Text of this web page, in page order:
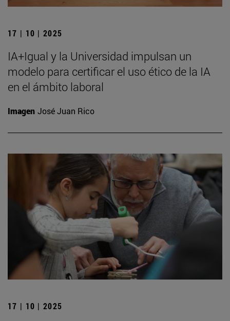
17 | 10 | 2025
IA+Igual y la Universidad impulsan un
modelo para certificar el uso ético de la IA
en el ámbito laboral
Imagen José Juan Rico
17 | 10 | 2025